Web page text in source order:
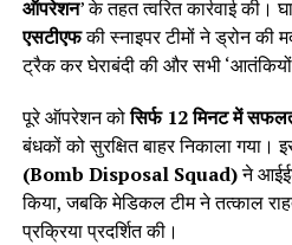
ऑपरेशन’ के तहत त्वरित कार्रवाई की।
एसटीएफकी स्नाइपर टीमों ने ड्रोन
ट्रैक कर घेराबंदी की और सभी
पूरे ऑपरेशन कोसिर्फ 12 मिनट में
बंधकों को सुरक्षित बाहर निकाला गया।
(Bomb Disposal Squad)ने
किया, जबकि मेडिकल टीम ने तत्काल
प्रक्रिया प्रदर्शित की।